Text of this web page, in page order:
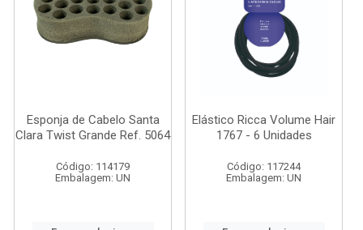
Esponja de Cabelo Santa
Clara Twist Grande Ref. 5064
Código: 114179
Embalagem: UN
Elástico Ricca Volume Hair
1767 - 6 Unidades
Código: 117244
Embalagem: UN